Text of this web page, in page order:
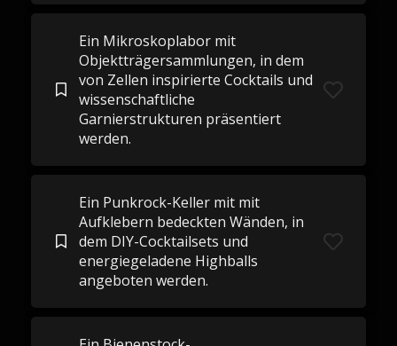
Ein Mikroskoplabor mit
Objektträgersammlungen, in dem
von Zellen inspirierte Cocktails und
wissenschaftliche
Garnierstrukturen präsentiert
werden.
Ein Punkrock-Keller mit mit
Aufklebern bedeckten Wänden, in
dem DIY-Cocktailsets und
energiegeladene Highballs
angeboten werden.